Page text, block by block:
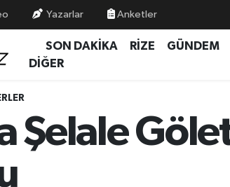
Yazarlar Anketler
SON DAKİKA RİZE GÜNDEM
DİĞER
Şelale